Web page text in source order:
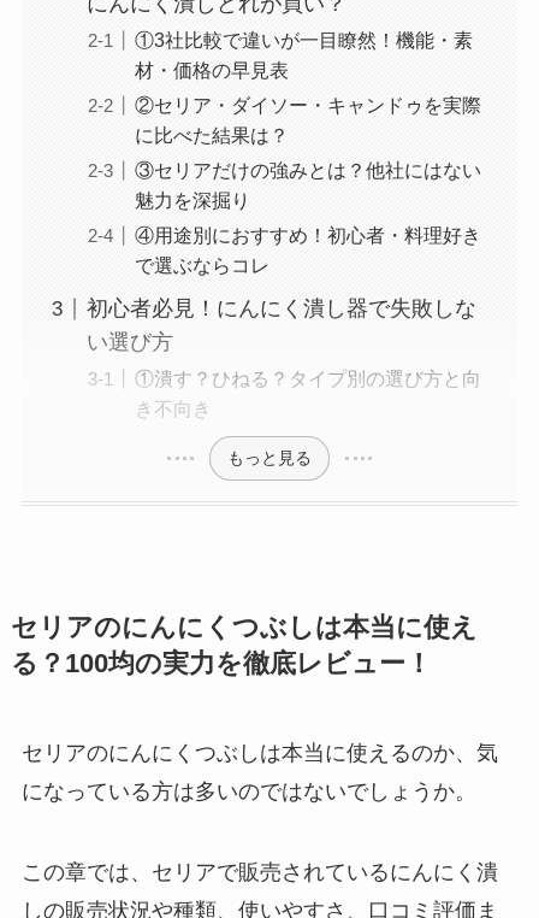
①3社比較で違いが一目瞭然！機能・素
材・価格の早見表
②セリア・ダイソー・キャンドゥを実際
に比べた結果は？
③セリアだけの強みとは？他社にはない
魅力を深掘り
④用途別におすすめ！初心者・料理好き
で選ぶならコレ
初心者必見！にんにく潰し器で失敗しな
い選び方
①潰す？ひねる？タイプ別の選び方と向
き不向き
もっと見る
セリアのにんにくつぶしは本当に使え
る？100均の実力を徹底レビュー！
セリアのにんにくつぶしは本当に使えるのか、気
になっている方は多いのではないでしょうか。
この章では、セリアで販売されているにんにく潰
しの販売状況や種類、使いやすさ、口コミ評価ま